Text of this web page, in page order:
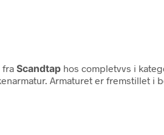
fra Scandtap hos completvvs i
Armaturet er fremstillet